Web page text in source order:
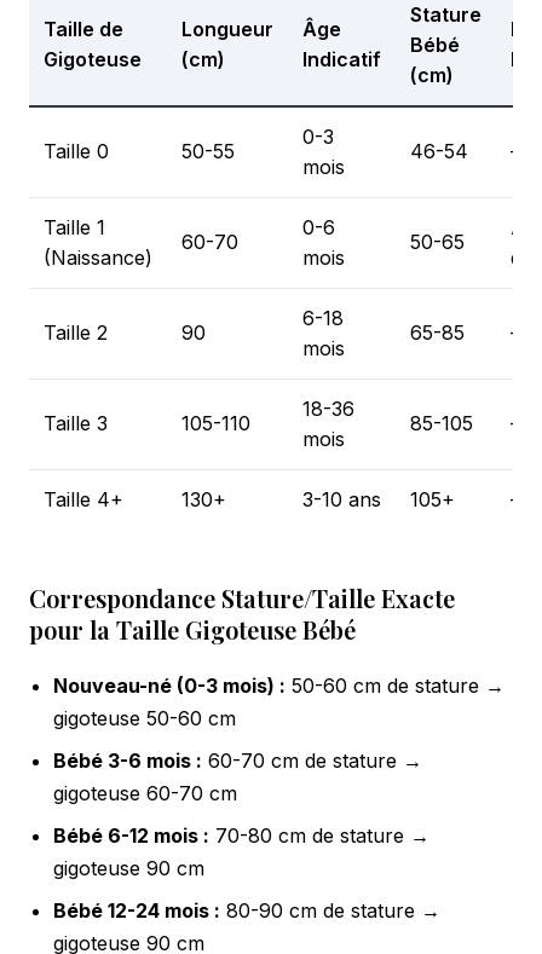
Taille de
Gigoteuse
Longueur
(cm)
Âge
Indicatif
Stature
Bébé
(cm)
Taille 0 50-55
0-3
mois
46-54 —
Taille 1
(Naissance)
60-70
0-6
mois
50-65
À
de
Taille 2 90
6-18
mois
65-85 —
Taille 3 105-110
18-36
mois
85-105 —
Taille 4+ 130+ 3-10 ans 105+ —
Correspondance Stature/Taille Exacte
pour la Taille Gigoteuse Bébé
Nouveau-né (0-3 mois) : 50-60 cm de stature →
gigoteuse 50-60 cm
Bébé 3-6 mois : 60-70 cm de stature →
gigoteuse 60-70 cm
Bébé 6-12 mois : 70-80 cm de stature →
gigoteuse 90 cm
Bébé 12-24 mois : 80-90 cm de stature →
gigoteuse 90 cm